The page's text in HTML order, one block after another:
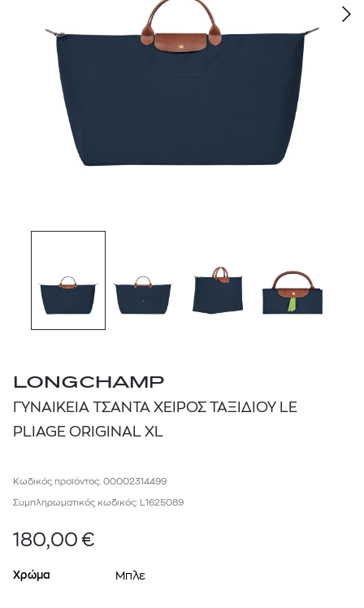
LONGCHAMP
ΓΥΝΑΙΚΕΙΑ ΤΣΑΝΤΑ ΧΕΙΡΟΣ ΤΑΞΙΔΙΟΥ LE
PLIAGE ORIGINAL XL
Κωδικός προϊόντος: 00002314499
Συμπληρωματικός κωδικός: L1625089
180,00 €
Χρώμα Μπλε